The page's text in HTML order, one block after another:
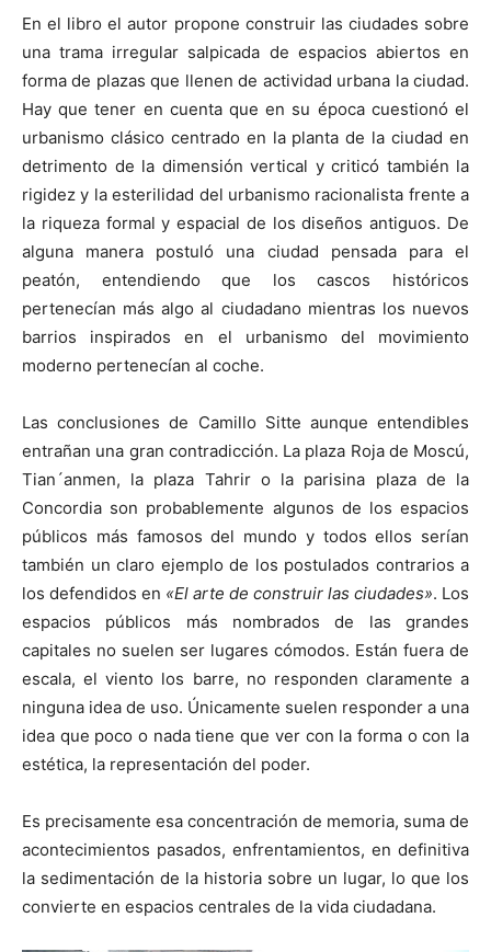
En el libro el autor propone construir las ciudades sobre
una trama irregular salpicada de espacios abiertos en
forma de plazas que llenen de actividad urbana la ciudad.
Hay que tener en cuenta que en su época cuestionó el
urbanismo clásico centrado en la planta de la ciudad en
detrimento de la dimensión vertical y criticó también la
rigidez y la esterilidad del urbanismo racionalista frente a
la riqueza formal y espacial de los diseños antiguos. De
alguna manera postuló una ciudad pensada para el
peatón, entendiendo que los cascos históricos
pertenecían más algo al ciudadano mientras los nuevos
barrios inspirados en el urbanismo del movimiento
moderno pertenecían al coche.
Las conclusiones de Camillo Sitte aunque entendibles
entrañan una gran contradicción. La plaza Roja de Moscú,
Tian´anmen, la plaza Tahrir o la parisina plaza de la
Concordia son probablemente algunos de los espacios
públicos más famosos del mundo y todos ellos serían
también un claro ejemplo de los postulados contrarios a
los defendidos en «El arte de construir las ciudades». Los
espacios públicos más nombrados de las grandes
capitales no suelen ser lugares cómodos. Están fuera de
escala, el viento los barre, no responden claramente a
ninguna idea de uso. Únicamente suelen responder a una
idea que poco o nada tiene que ver con la forma o con la
estética, la representación del poder.
Es precisamente esa concentración de memoria, suma de
acontecimientos pasados, enfrentamientos, en definitiva
la sedimentación de la historia sobre un lugar, lo que los
convierte en espacios centrales de la vida ciudadana.